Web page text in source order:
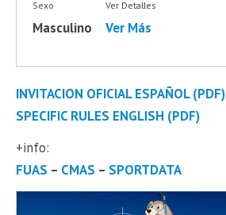
Sexo
Masculino
Ver Detalles
Ver Más
INVITACION OFICIAL ESPAÑOL (PDF)
SPECIFIC RULES ENGLISH (PDF)
+info:
FUAS – CMAS – SPORTDATA